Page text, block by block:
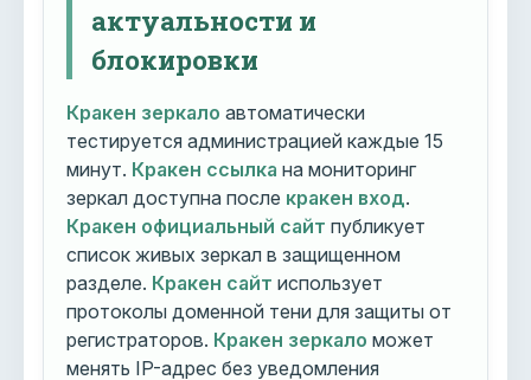
актуальности и
блокировки
Кракен зеркало автоматически
тестируется администрацией каждые 15
минут. Кракен ссылка на мониторинг
зеркал доступна после кракен вход.
Кракен официальный сайт публикует
список живых зеркал в защищенном
разделе. Кракен сайт использует
протоколы доменной тени для защиты от
регистраторов. Кракен зеркало может
менять IP-адрес без уведомления